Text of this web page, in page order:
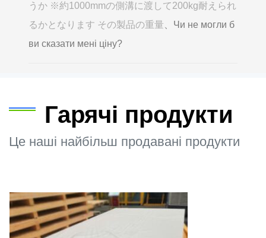
うか ※約1000mmの側溝に渡して200kg耐えられ
るかとなります その製品の重量 、Чи не могли б
ви сказати мені ціну?
Гарячі продукти
Це наші найбільш продавані продукти